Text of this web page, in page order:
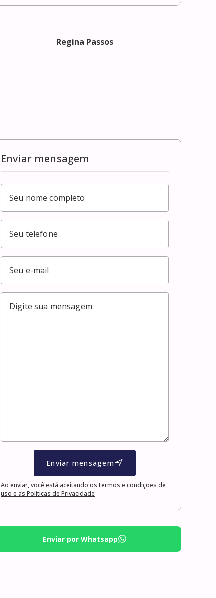
Regina Passos
Enviar mensagem
Enviar mensagem
Ao enviar, você está aceitando osTermos e condições de
uso e as Políticas de Privacidade
Enviar por Whatsapp